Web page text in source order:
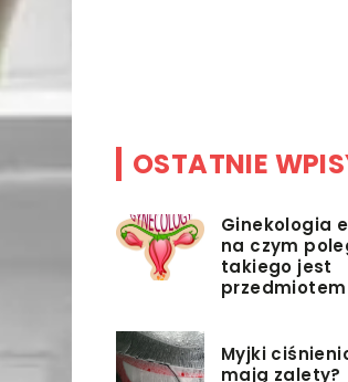
i
główną
OSTATNIE
Ginekologia
na czym
takiego jest
Myjki
mają zalety?